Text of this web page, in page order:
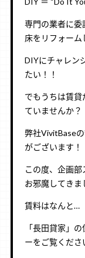
専門の業者に委
床をリフォーム
DIYにチャレン
たい！！
でもうちは賃
ていませんか？
弊社VivitBase
がございます！
この度、企画
お邪魔してき
賃料はなんと…
「長田貸家」
ーをご覧くださ